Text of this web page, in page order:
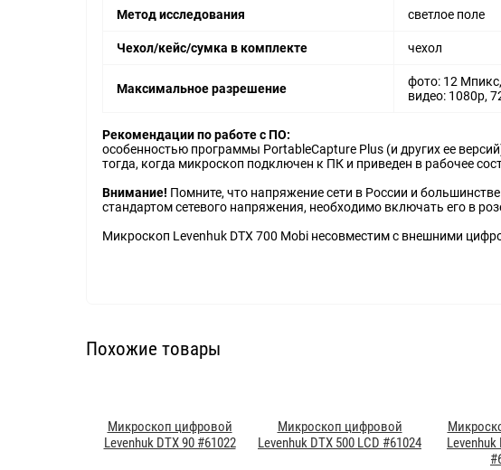
Метод исследования светлое поле
Чехол/кейс/сумка в комплекте чехол
Максимальное разрешение
фото: 12
видео: 1080p,
Рекомендации по работе с ПО:
особенностью программы PortableCapture Plus (и других ее
тогда, когда микроскоп подключен к ПК и приведен в рабочее
Внимание! Помните, что напряжение сети в России и
стандартом сетевого напряжения, необходимо включать его в
Микроскоп Levenhuk DTX 700 Mobi несовместим с внешними
Похожие товары
Микроскоп цифровой
Levenhuk DTX 90 #61022
Микроскоп цифровой
Levenhuk DTX 500 LCD #61024
Levenhuk